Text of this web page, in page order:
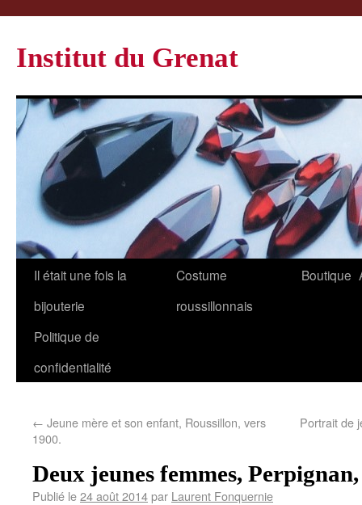
Institut du Grenat
Il était une fois la
bijouterie
Costume
roussillonnais
Boutique
Politique de
confidentialité
← Jeune mère et son enfant, Roussillon, vers
1900.
Portrait de
Deux jeunes femmes,
Publié le24 août 2014par Laurent Fonquernie